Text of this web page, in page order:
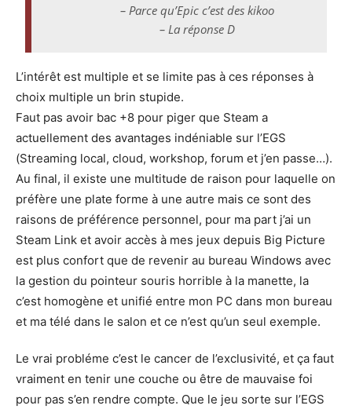
– Parce qu’Epic c’est des kikoo
– La réponse D
L’intérêt est multiple et se limite pas à ces réponses à
choix multiple un brin stupide.
Faut pas avoir bac +8 pour piger que Steam a
actuellement des avantages indéniable sur l’EGS
(Streaming local, cloud, workshop, forum et j’en passe…).
Au final, il existe une multitude de raison pour laquelle on
préfère une plate forme à une autre mais ce sont des
raisons de préférence personnel, pour ma part j’ai un
Steam Link et avoir accès à mes jeux depuis Big Picture
est plus confort que de revenir au bureau Windows avec
la gestion du pointeur souris horrible à la manette, la
c’est homogène et unifié entre mon PC dans mon bureau
et ma télé dans le salon et ce n’est qu’un seul exemple.
Le vrai probléme c’est le cancer de l’exclusivité, et ça faut
vraiment en tenir une couche ou être de mauvaise foi
pour pas s’en rendre compte. Que le jeu sorte sur l’EGS